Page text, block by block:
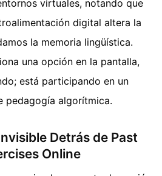
virtuales, notando que
digital altera la
la memoria lingüística.
una opción en la pantalla,
está participando en un
pedagogía algorítmica.
Detrás de Past
Online